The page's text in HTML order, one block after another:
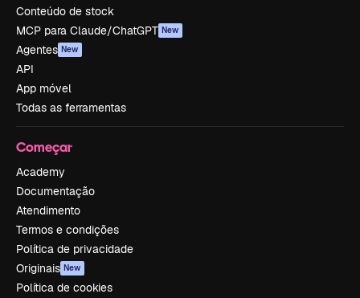
Conteúdo de stock
MCP para Claude/ChatGPT New
Agentes New
API
App móvel
Todas as ferramentas
Começar
Academy
Documentação
Atendimento
Termos e condições
Política de privacidade
Originais New
Política de cookies